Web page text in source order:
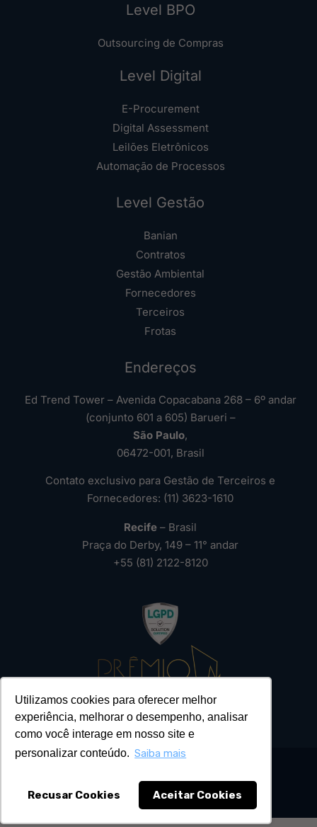
Utilizamos cookies para oferecer melhor
experiência, melhorar o desempenho, analisar
como você interage em nosso site e
personalizar conteúdo. Saiba mais
Recusar Cookies Aceitar Cookies
Level BPO
Outsourcing de Compras
Level Digital
E-Procurement
Digital Assessment
Leilões Eletrônicos
Automação de Processos
Level Gestão
Banian
Contratos
Gestão Ambiental
Fornecedores
Terceiros
Frotas
Endereços
Ed Trend Tower – Avenida Copacabana 268 – 6º andar
(conjunto 601 a 605) Barueri –
São Paulo,
06472-001, Brasil
Contato exclusivo para Gestão de Terceiros e
Fornecedores: (11) 3623-1610
Recife – Brasil
Praça do Derby, 149 – 11° andar
+55 (81) 2122-8120
2026 – Todos os Direitos Reservados ®